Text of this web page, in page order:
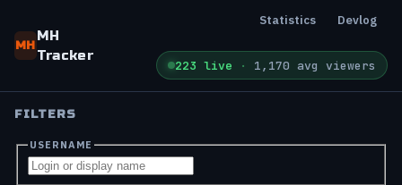
MH
MH
Tracker
Statistics Devlog
223 live · 1,170 avg viewers
FILTERS
USERNAME